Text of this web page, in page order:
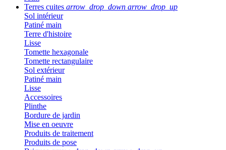
Terres cuites arrow_drop_down arrow_drop_up
Sol intérieur
Patiné main
Terre d'histoire
Lisse
Tomette hexagonale
Tomette rectangulaire
Sol extérieur
Patiné main
Lisse
Accessoires
Plinthe
Bordure de jardin
Mise en oeuvre
Produits de traitement
Produits de pose